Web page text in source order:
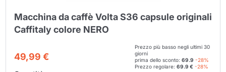
Macchina da caffè Volta S36 capsule originali
Caffitaly colore NERO
49,99 €
Prezzo più basso negli ultimi 30
giorni
prima dello sconto:69.9 -28%
Prezzo regolare:69.9 € -28%